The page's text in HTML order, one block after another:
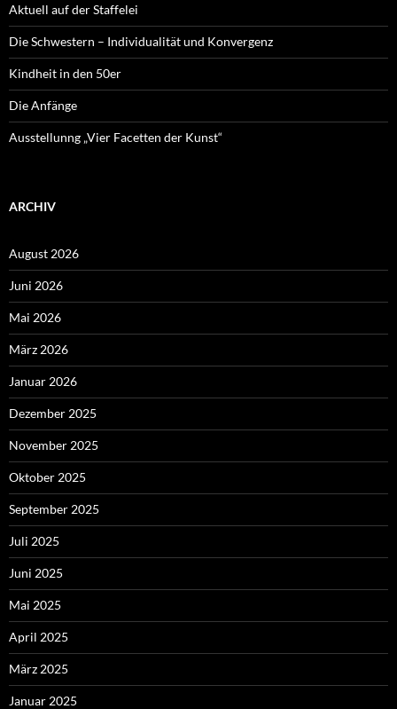
Aktuell auf der Staffelei
Die Schwestern – Individualität und Konvergenz
Kindheit in den 50er
Die Anfänge
Ausstellunng „Vier Facetten der Kunst“
ARCHIV
August 2026
Juni 2026
Mai 2026
März 2026
Januar 2026
Dezember 2025
November 2025
Oktober 2025
September 2025
Juli 2025
Juni 2025
Mai 2025
April 2025
März 2025
Januar 2025